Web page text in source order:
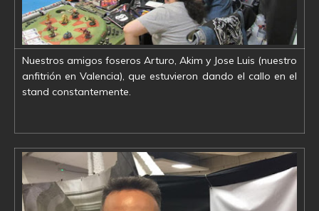
Nuestros amigos foseros Arturo, Akim y Jose Luis (nuestro
anfitrión en Valencia), que estuvieron dando el callo en el
stand constantemente.